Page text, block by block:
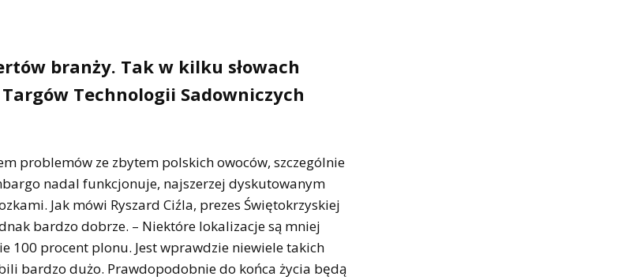
branży. Tak w kilku słowach
Technologii Sadowniczych
problemów ze zbytem polskich owoców, szczególnie
nadal funkcjonuje, najszerzej dyskutowanym
Jak mówi Ryszard Ciźla, prezes Świętokrzyskiej
bardzo dobrze. – Niektóre lokalizacje są mniej
100 procent plonu. Jest wprawdzie niewiele takich
bardzo dużo. Prawdopodobnie do końca życia będą